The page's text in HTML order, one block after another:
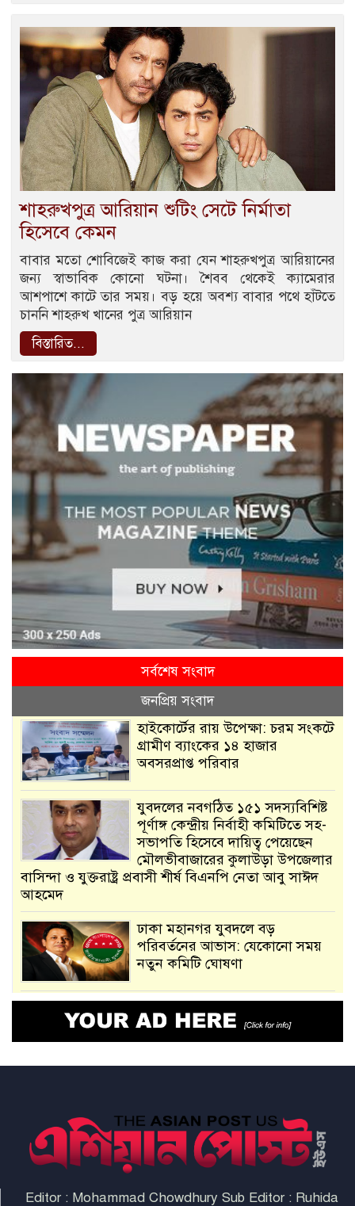
শাহরুখপুত্র আরিয়ান শুটিং সেটে নির্মাতা
হিসেবে কেমন
বাবার মতো শোবিজেই কাজ করা যেন শাহরুখপুত্র আরিয়ানের
জন্য স্বাভাবিক কোনো ঘটনা। শৈবব থেকেই ক্যামেরার
আশপাশে কাটে তার সময়। বড় হয়ে অবশ্য বাবার পথে হাঁটতে
চাননি শাহরুখ খানের পুত্র আরিয়ান
বিস্তারিত...
সর্বশেষ সংবাদ
জনপ্রিয় সংবাদ
হাইকোর্টের রায় উপেক্ষা: চরম সংকটে
গ্রামীণ ব্যাংকের ১৪ হাজার
অবসরপ্রাপ্ত পরিবার
যুবদলের নবগঠিত ১৫১ সদস্যবিশিষ্ট
পূর্ণাঙ্গ কেন্দ্রীয় নির্বাহী কমিটিতে সহ-
সভাপতি হিসেবে দায়িত্ব পেয়েছেন
মৌলভীবাজারের কুলাউড়া উপজেলার
বাসিন্দা ও যুক্তরাষ্ট্র প্রবাসী শীর্ষ বিএনপি নেতা আবু সাঈদ
আহমেদ
ঢাকা মহানগর যুবদলে বড়
পরিবর্তনের আভাস: যেকোনো সময়
নতুন কমিটি ঘোষণা
আমরা সেই কাজ করতে চাই, যাতে
মানুষের উপকার হয় : প্রধানমন্ত্রী
যুক্তরাষ্ট্র ও ইসরায়েল বাদে হরমুজ
Editor : Mohammad Chowdhury Sub Editor : Ruhida